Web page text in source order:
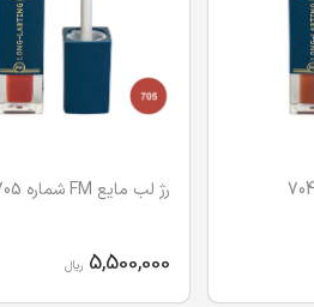
رژ لب مایع FM شماره 705
5,500,000 ریال